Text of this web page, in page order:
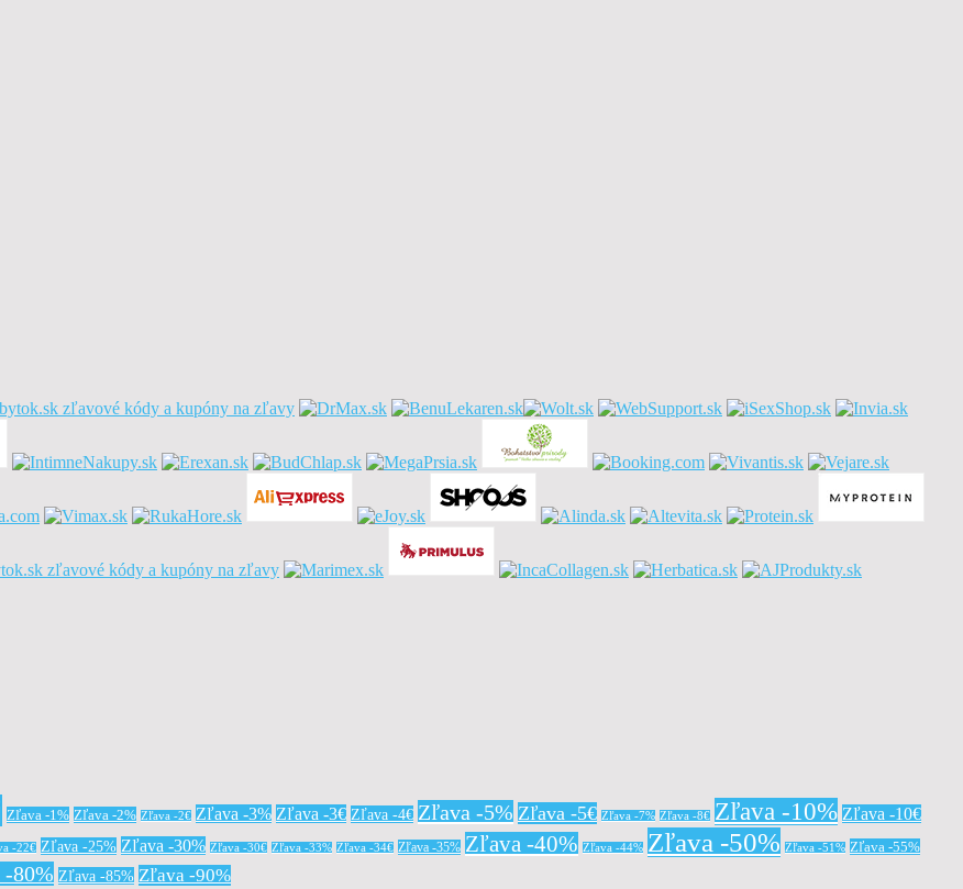
Zľava -1% Zľava -2% Zľava -2€ Zľava -3% Zľava -3€ Zľava -4€ Zľava -5% Zľava -5€ Zľava -7% Zľava -8€ Zľava -10% Zľava -10€
-22€ Zľava -25% Zľava -30% Zľava -30€ Zľava -33% Zľava -34€ Zľava -35% Zľava -40% Zľava -44% Zľava -50% Zľava -51% Zľava -55%
80% Zľava -85% Zľava -90%